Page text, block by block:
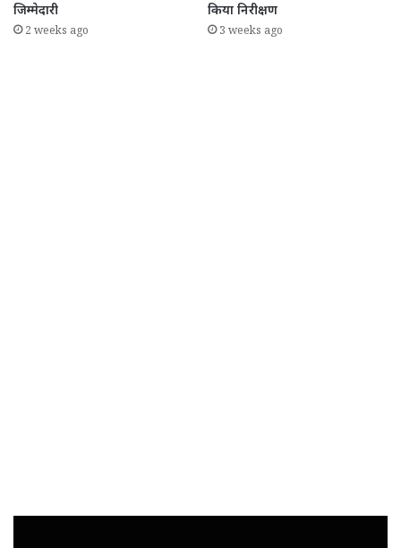
जिम्मेदारी
2 weeks ago
किया निरीक्षण
3 weeks ago